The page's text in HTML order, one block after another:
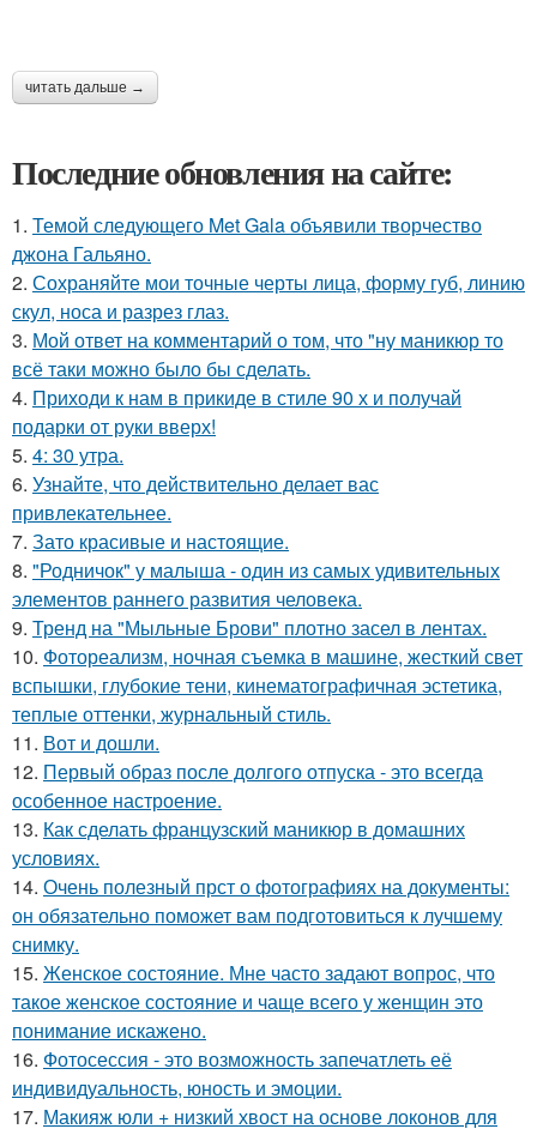
читать дальше →
Последние обновления на сайте:
1. Темой следующего Met Gala объявили творчество
джона Гальяно.
2. Сохраняйте мои точные черты лица, форму губ, линию
скул, носа и разрез глаз.
3. Мой ответ на комментарий о том, что "ну маникюр то
всё таки можно было бы сделать.
4. Приходи к нам в прикиде в стиле 90 х и получай
подарки от руки вверх!
5. 4: 30 утра.
6. Узнайте, что действительно делает вас
привлекательнее.
7. Зато красивые и настоящие.
8. "Родничок" у малыша - один из самых удивительных
элементов раннего развития человека.
9. Тренд на "Мыльные Брови" плотно засел в лентах.
10. Фотореализм, ночная съемка в машине, жесткий свет
вспышки, глубокие тени, кинематографичная эстетика,
теплые оттенки, журнальный стиль.
11. Вот и дошли.
12. Первый образ после долгого отпуска - это всегда
особенное настроение.
13. Как сделать французский маникюр в домашних
условиях.
14. Очень полезный прст о фотографиях на документы:
он обязательно поможет вам подготовиться к лучшему
снимку.
15. Женское состояние. Мне часто задают вопрос, что
такое женское состояние и чаще всего у женщин это
понимание искажено.
16. Фотосессия - это возможность запечатлеть её
индивидуальность, юность и эмоции.
17. Макияж юли + низкий хвост на основе локонов для